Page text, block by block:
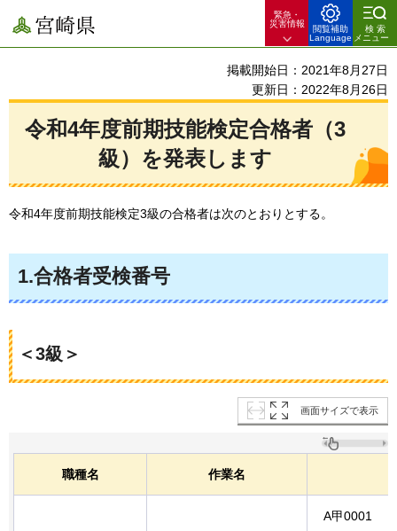
宮崎県
緊急・
災害情報
閲覧補助
Language
検索
メニュー
掲載開始日：2021年8月27日
更新日：2022年8月26日
令和4年度前期技能検定合格者（3
級）を発表します
令和4年度前期技能検定3級の合格者は次のとおりとする。
1.合格者受検番号
＜3級＞
画面サイズで表示
職種名 作業名
A甲0001